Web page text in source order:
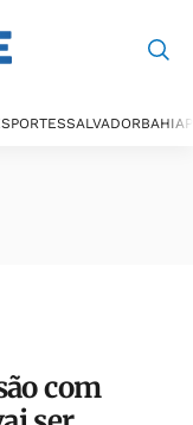
SALVADORBAHIA
com